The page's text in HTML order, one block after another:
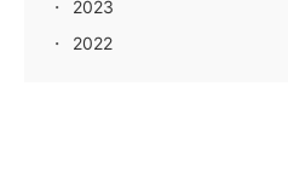
2023
2022